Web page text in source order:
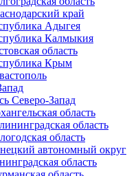
край
Адыгея
Калмыкия
область
Крым
Северо-Запад
область
область
область
автономный округ
область